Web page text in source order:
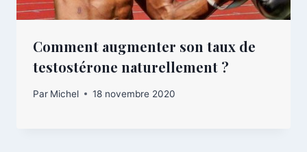
Comment augmenter son taux de
testostérone naturellement ?
Par Michel 18 novembre 2020